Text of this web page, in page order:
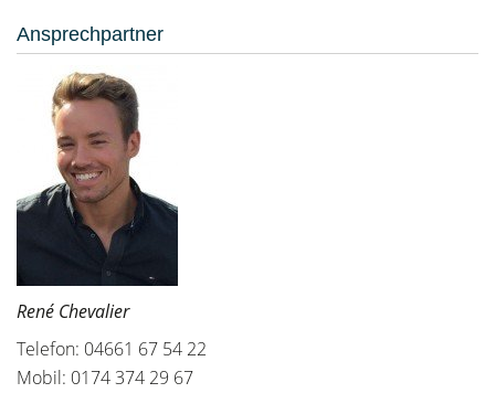
Ansprechpartner
René Chevalier
Telefon: 04661 67 54 22
Mobil: 0174 374 29 67